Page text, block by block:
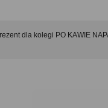
dla kolegi PO KAWIE